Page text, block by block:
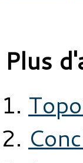
Plus